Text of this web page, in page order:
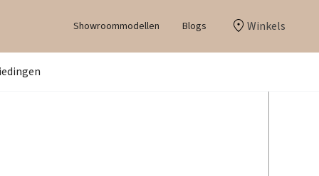
Showroommodellen Blogs Winkels